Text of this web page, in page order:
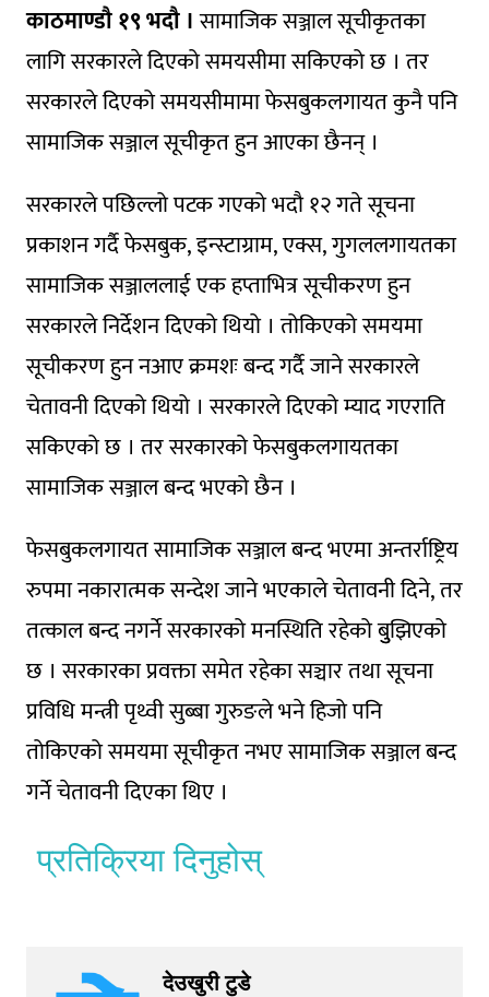
काठमाण्डौ १९ भदौ ।सामाजिक सञ्जाल सूचीकृतका
लागि सरकारले दिएको समयसीमा सकिएको छ । तर
सरकारले दिएको समयसीमामा फेसबुकलगायत कुनै पनि
सामाजिक सञ्जाल सूचीकृत हुन आएका छैनन् ।
सरकारले पछिल्लो पटक गएको भदौ १२ गते सूचना
प्रकाशन गर्दै फेसबुक, इन्स्टाग्राम, एक्स, गुगललगायतका
सामाजिक सञ्जाललाई एक हप्ताभित्र सूचीकरण हुन
सरकारले निर्देशन दिएको थियो । तोकिएको समयमा
सूचीकरण हुन नआए क्रमशः बन्द गर्दै जाने सरकारले
चेतावनी दिएको थियो । सरकारले दिएको म्याद गएराति
सकिएको छ । तर सरकारको फेसबुकलगायतका
सामाजिक सञ्जाल बन्द भएको छैन ।
फेसबुकलगायत सामाजिक सञ्जाल बन्द भएमा अन्तर्राष्ट्रिय
रुपमा नकारात्मक सन्देश जाने भएकाले चेतावनी दिने, तर
तत्काल बन्द नगर्ने सरकारको मनस्थिति रहेको बुुझिएको
छ । सरकारका प्रवक्ता समेत रहेका सञ्चार तथा सूचना
प्रविधि मन्त्री पृथ्वी सुब्बा गुरुङले भने हिजो पनि
तोकिएको समयमा सूचीकृत नभए सामाजिक सञ्जाल बन्द
गर्ने चेतावनी दिएका थिए ।
प्रतिक्रिया दिनुहोस्
देउखुरी टुडे